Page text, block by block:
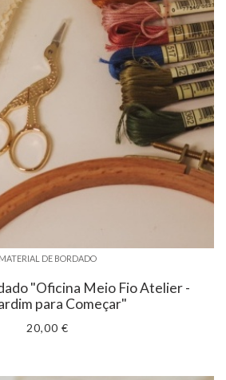
MATERIAL DE BORDADO
"Oficina Meio Fio Atelier -
para Começar"
20,00 €